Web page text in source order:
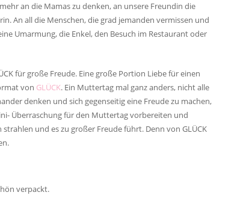
an die Mamas zu denken, an unsere Freundin die
An all die Menschen, die grad jemanden vermissen und
Umarmung, die Enkel, den Besuch im Restaurant oder
für große Freude. Eine große Portion Liebe für einen
von GLÜCK. Ein Muttertag mal ganz anders, nicht alle
denken und sich gegenseitig eine Freude zu machen,
Überraschung für den Muttertag vorbereiten und
und es zu großer Freude führt. Denn von GLÜCK
verpackt.